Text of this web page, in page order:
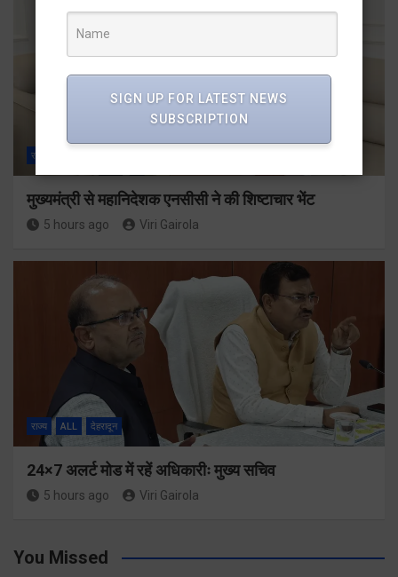
राज्य
मुख्यमंत्री से महानिदेशक एनसीसी ने की शिष्टाचार भेंट
5 hours ago Viri Gairola
राज्य ALL देहरादून
24×7 अलर्ट मोड में रहें अधिकारीः मुख्य सचिव
5 hours ago Viri Gairola
You Missed
SIGN UP FOR LATEST NEWS
SUBSCRIPTION